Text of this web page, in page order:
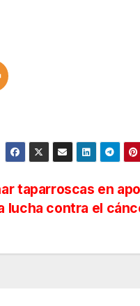
taparroscas en
lucha contra el